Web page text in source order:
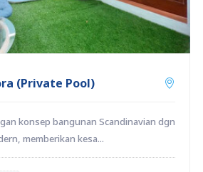
(Private Pool)
konsep bangunan Scandinavian dgn
memberikan kesa...